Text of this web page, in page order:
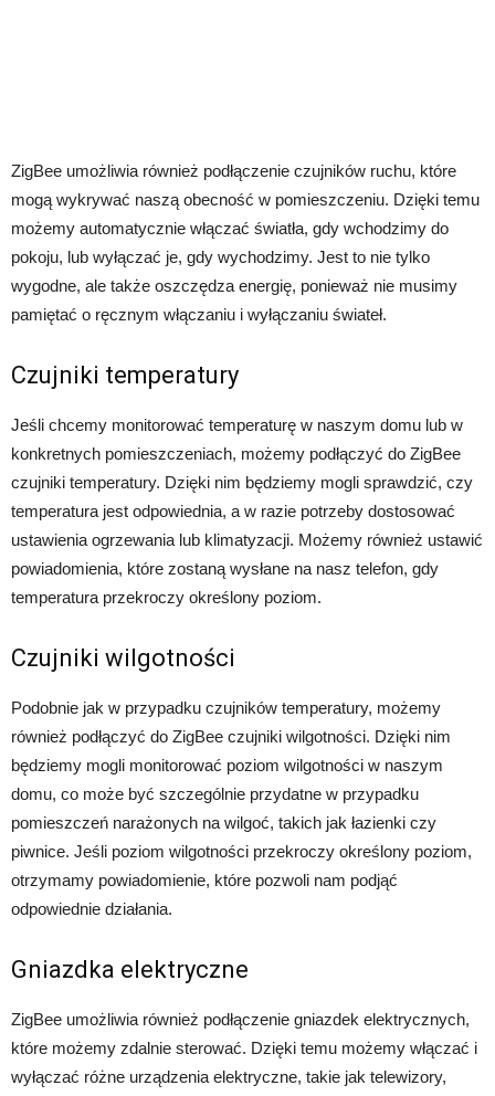
ZigBee umożliwia również podłączenie czujników ruchu, które
mogą wykrywać naszą obecność w pomieszczeniu. Dzięki temu
możemy automatycznie włączać światła, gdy wchodzimy do
pokoju, lub wyłączać je, gdy wychodzimy. Jest to nie tylko
wygodne, ale także oszczędza energię, ponieważ nie musimy
pamiętać o ręcznym włączaniu i wyłączaniu świateł.
Czujniki temperatury
Jeśli chcemy monitorować temperaturę w naszym domu lub w
konkretnych pomieszczeniach, możemy podłączyć do ZigBee
czujniki temperatury. Dzięki nim będziemy mogli sprawdzić, czy
temperatura jest odpowiednia, a w razie potrzeby dostosować
ustawienia ogrzewania lub klimatyzacji. Możemy również ustawić
powiadomienia, które zostaną wysłane na nasz telefon, gdy
temperatura przekroczy określony poziom.
Czujniki wilgotności
Podobnie jak w przypadku czujników temperatury, możemy
również podłączyć do ZigBee czujniki wilgotności. Dzięki nim
będziemy mogli monitorować poziom wilgotności w naszym
domu, co może być szczególnie przydatne w przypadku
pomieszczeń narażonych na wilgoć, takich jak łazienki czy
piwnice. Jeśli poziom wilgotności przekroczy określony poziom,
otrzymamy powiadomienie, które pozwoli nam podjąć
odpowiednie działania.
Gniazdka elektryczne
ZigBee umożliwia również podłączenie gniazdek elektrycznych,
które możemy zdalnie sterować. Dzięki temu możemy włączać i
wyłączać różne urządzenia elektryczne, takie jak telewizory,